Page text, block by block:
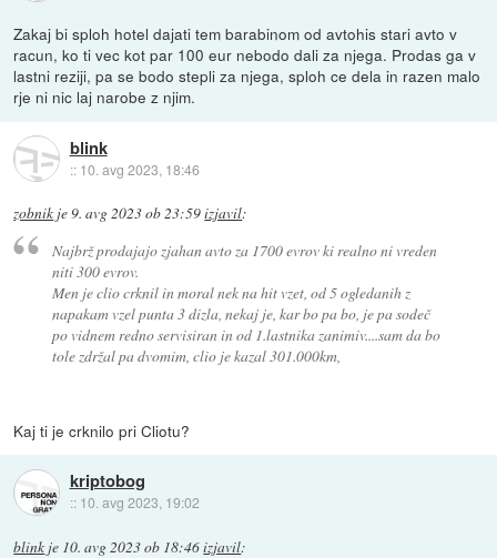
Zakaj bi sploh hotel dajati tem barabinom od avtohis stari avto v
racun, ko ti vec kot par 100 eur nebodo dali za njega. Prodas ga v
lastni reziji, pa se bodo stepli za njega, sploh ce dela in razen malo
rje ni nic laj narobe z njim.
blink
:: 10. avg 2023, 18:46
zobnik je9. avg 2023 ob 23:59izjavil:
Najbrž prodajajo zjahan avto za 1700 evrov ki realno ni vreden
niti 300 evrov.
Men je clio crknil in moral nek na hit vzet, od 5 ogledanih z
napakam vzel punta 3 dizla, nekaj je, kar bo pa bo, je pa sodeč
po vidnem redno servisiran in od 1.lastnika zanimiv....sam da bo
tole zdržal pa dvomim, clio je kazal 301.000km,
Kaj ti je crknilo pri Cliotu?
kriptobog
:: 10. avg 2023, 19:02
blink je 10. avg 2023 ob 18:46izjavil: